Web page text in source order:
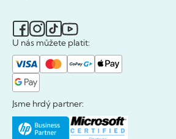
U nás můžete platit:
Jsme hrdý partner: